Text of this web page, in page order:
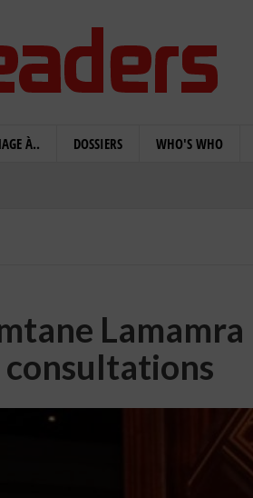
À.. DOSSIERS WHO'S WHO
Lamamra